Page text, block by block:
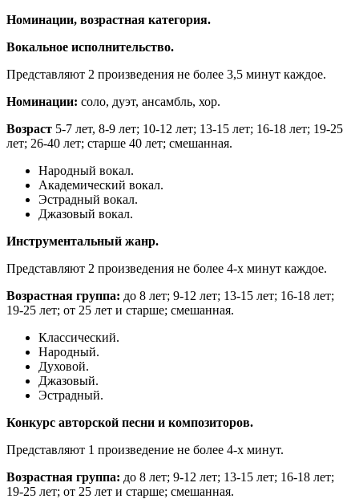
Номинации, возрастная категория.
Вокальное исполнительство.
Представляют 2 произведения не более 3,5 минут каждое.
Номинации: соло, дуэт, ансамбль, хор.
Возраст 5-7 лет, 8-9 лет; 10-12 лет; 13-15 лет; 16-18 лет; 19-25
лет; 26-40 лет; старше 40 лет; смешанная.
Народный вокал.
Академический вокал.
Эстрадный вокал.
Джазовый вокал.
Инструментальный жанр.
Представляют 2 произведения не более 4-х минут каждое.
Возрастная группа: до 8 лет; 9-12 лет; 13-15 лет; 16-18 лет;
19-25 лет; от 25 лет и старше; смешанная.
Классический.
Народный.
Духовой.
Джазовый.
Эстрадный.
Конкурс авторской песни и композиторов.
Представляют 1 произведение не более 4-х минут.
Возрастная группа: до 8 лет; 9-12 лет; 13-15 лет; 16-18 лет;
19-25 лет; от 25 лет и старше; смешанная.